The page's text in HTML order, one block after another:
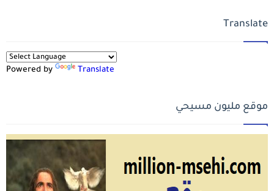
Translate
Powered by Translate
موقع مليون مسيحي